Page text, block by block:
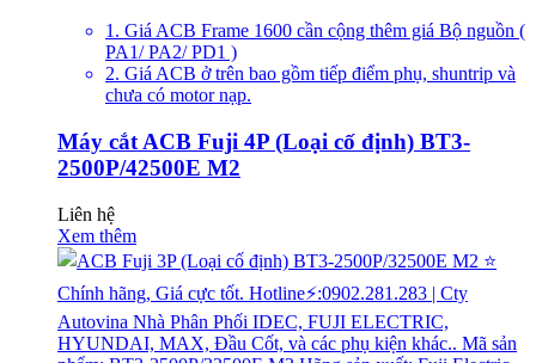
1. Giá ACB Frame 1600 cần cộng thêm giá Bộ nguồn (
PA1/ PA2/ PD1 )
2. Giá ACB ở trên bao gồm tiếp điểm phụ, shuntrip và
chưa có motor nạp.
Máy cắt ACB Fuji 4P (Loại cố định) BT3-
2500P/42500E M2
Liên hệ
Xem thêm